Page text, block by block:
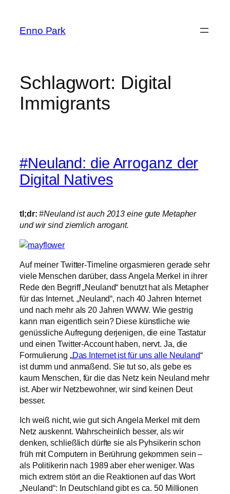
springen
Enno Park
Schlagwort: Digital
Immigrants
#Neuland: die Arroganz der
Digital Natives
tl;dr: #Neuland ist auch 2013 eine gute Metapher
und wir sind ziemlich arrogant.
Auf meiner Twitter-Timeline orgasmieren gerade sehr
viele Menschen darüber, dass Angela Merkel in ihrer
Rede den Begriff „Neuland“ benutzt hat als Metapher
für das Internet. „Neuland“, nach 40 Jahren Internet
und nach mehr als 20 Jahren WWW. Wie gestrig
kann man eigentlich sein? Diese künstliche wie
genüssliche Aufregung derjenigen, die eine Tastatur
und einen Twitter-Account haben, nervt. Ja, die
Formulierung „Das Internet ist für uns alle Neuland“
ist dumm und anmaßend. Sie tut so, als gebe es
kaum Menschen, für die das Netz kein Neuland mehr
ist. Aber wir Netzbewohner, wir sind keinen Deut
besser.
Ich weiß nicht, wie gut sich Angela Merkel mit dem
Netz auskennt. Wahrscheinlich besser, als wir
denken, schließlich dürfte sie als Pyhsikerin schon
früh mit Computern in Berührung gekommen sein –
als Politikerin nach 1989 aber eher weniger. Was
mich extrem stört an die Reaktionen auf das Wort
„Neuland“: In Deutschland gibt es ca. 50 Millionen